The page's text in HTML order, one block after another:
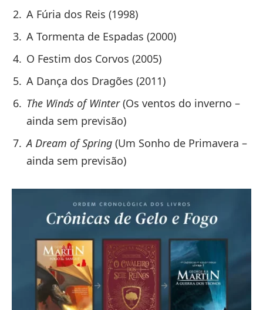
A Fúria dos Reis (1998)
A Tormenta de Espadas (2000)
O Festim dos Corvos (2005)
A Dança dos Dragões (2011)
The Winds of Winter(Os ventos do inverno –
ainda sem previsão)
A Dream of Spring (Um Sonho de Primavera –
ainda sem previsão)